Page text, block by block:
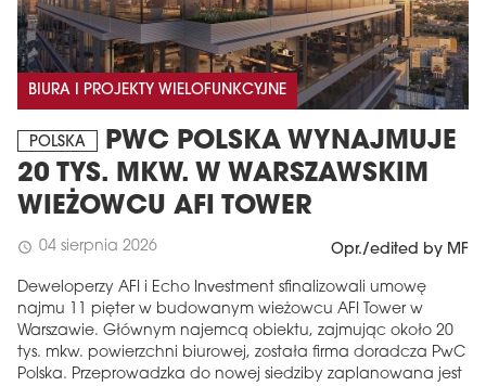
BIURA I PROJEKTY WIELOFUNKCYJNE
POLSKA
PWC POLSKA WYNAJMUJE
20 TYS. MKW. W WARSZAWSKIM
WIEŻOWCU AFI TOWER
schedule 04 sierpnia 2026 Opr./edited by MF
Deweloperzy AFI i Echo Investment sfinalizowali umowę
najmu 11 pięter w budowanym wieżowcu AFI Tower w
Warszawie. Głównym najemcą obiektu, zajmując około 20
tys. mkw. powierzchni biurowej, została firma doradcza PwC
Polska. Przeprowadzka do nowej siedziby zaplanowana jest